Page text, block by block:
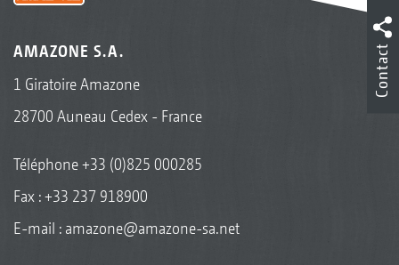
AMAZONE S.A.
1 Giratoire Amazone
28700 Auneau Cedex - France
Téléphone+33 (0)825 000285
Fax : +33 237 918900
E-mail : amazone@amazone-sa.net
Contact